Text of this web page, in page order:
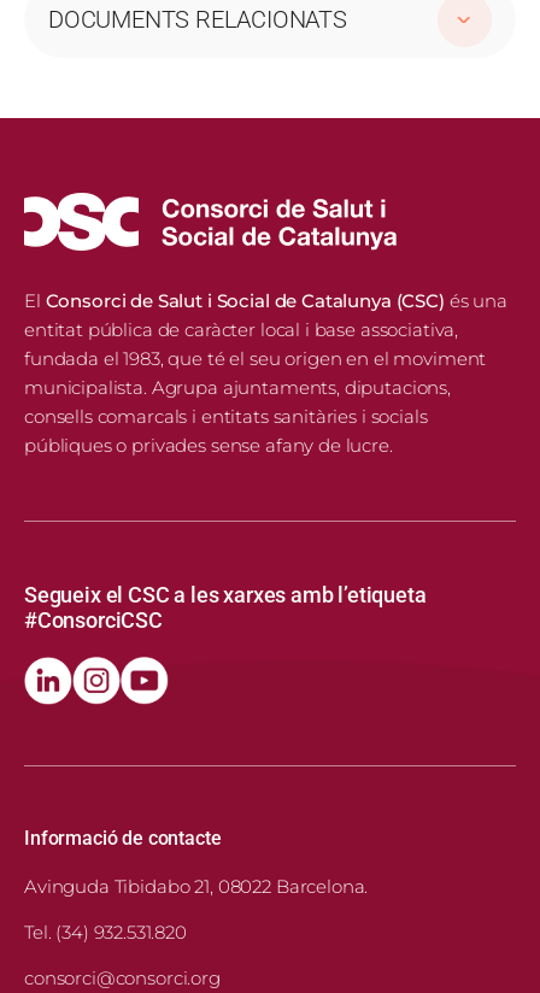
DOCUMENTS RELACIONATS
El Consorci de Salut i Social de Catalunya (CSC) és una
entitat pública de caràcter local i base associativa,
fundada el 1983, que té el seu origen en el moviment
municipalista. Agrupa ajuntaments, diputacions,
consells comarcals i entitats sanitàries i socials
públiques o privades sense afany de lucre.
Segueix el CSC a les xarxes amb l’etiqueta
#ConsorciCSC
Informació de contacte
Avinguda Tibidabo 21, 08022 Barcelona.
Tel. (34) 932.531.820
consorci@consorci.org